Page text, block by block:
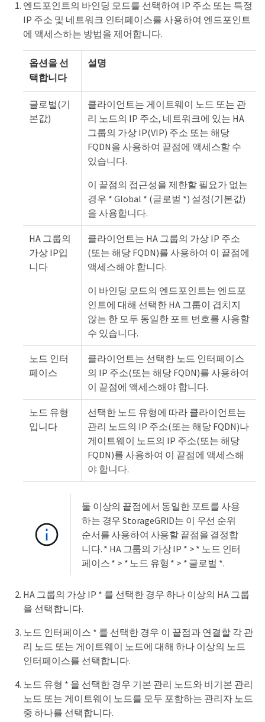
엔드포인트의 바인딩 모드를 선택하여 IP 주소 또는 특정
IP 주소 및 네트워크 인터페이스를 사용하여 엔드포인트
에 액세스하는 방법을 제어합니다.
옵션을 선
택합니다
설명
글로벌(기
본값)
클라이언트는 게이트웨이 노드 또는 관
리 노드의 IP 주소, 네트워크에 있는 HA
그룹의 가상 IP(VIP) 주소 또는 해당
FQDN을 사용하여 끝점에 액세스할 수
있습니다.
이 끝점의 접근성을 제한할 필요가 없는
경우 * Global * (글로벌 *) 설정(기본값)
을 사용합니다.
HA 그룹의
가상 IP입
니다
클라이언트는 HA 그룹의 가상 IP 주소
(또는 해당 FQDN)를 사용하여 이 끝점에
액세스해야 합니다.
이 바인딩 모드의 엔드포인트는 엔드포
인트에 대해 선택한 HA 그룹이 겹치지
않는 한 모두 동일한 포트 번호를 사용할
수 있습니다.
노드 인터
페이스
클라이언트는 선택한 노드 인터페이스
의 IP 주소(또는 해당 FQDN)를 사용하여
이 끝점에 액세스해야 합니다.
노드 유형
입니다
선택한 노드 유형에 따라 클라이언트는
관리 노드의 IP 주소(또는 해당 FQDN)나
게이트웨이 노드의 IP 주소(또는 해당
FQDN)를 사용하여 이 끝점에 액세스해
야 합니다.
둘 이상의 끝점에서 동일한 포트를 사용
하는 경우 StorageGRID는 이 우선 순위
순서를 사용하여 사용할 끝점을 결정합
니다. * HA 그룹의 가상 IP * > * 노드 인터
페이스 * > * 노드 유형 * > * 글로벌 *.
HA 그룹의 가상 IP * 를 선택한 경우 하나 이상의 HA 그룹
을 선택합니다.
노드 인터페이스 * 를 선택한 경우 이 끝점과 연결할 각 관
리 노드 또는 게이트웨이 노드에 대해 하나 이상의 노드
인터페이스를 선택합니다.
노드 유형 * 을 선택한 경우 기본 관리 노드와 비기본 관리
노드 또는 게이트웨이 노드를 모두 포함하는 관리자 노드
중 하나를 선택합니다.